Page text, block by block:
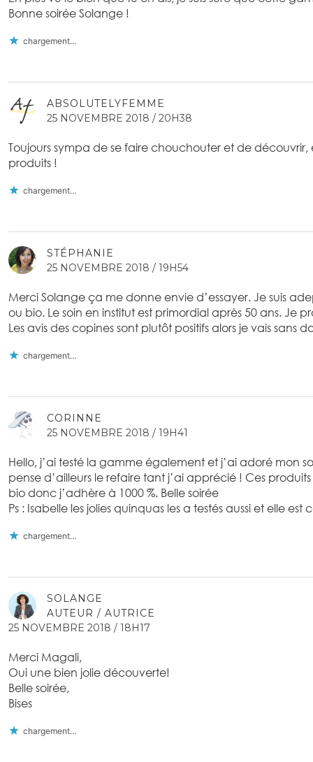
Bonne soirée Solange !
chargement…
ABSOLUTELYFEMME
25 NOVEMBRE 2018 / 20H38
Toujours sympa de se faire chouchouter et de
produits !
chargement…
STÉPHANIE
25 NOVEMBRE 2018 / 19H54
Merci Solange ça me donne envie d’essayer. Je suis
ou bio. Le soin en institut est primordial après 50 ans. Je
Les avis des copines sont plutôt positifs alors je vais sans
chargement…
CORINNE
25 NOVEMBRE 2018 / 19H41
Hello, j’ai testé la gamme également et j’ai adoré mon
pense d’ailleurs le refaire tant j’ai apprécié ! Ces
bio donc j’adhère à 1000 %. Belle soirée
Ps : Isabelle les jolies quinquas les a testés aussi et elle est
chargement…
SOLANGE
AUTEUR / AUTRICE
25 NOVEMBRE 2018 / 18H17
Merci Magali,
Oui une bien jolie découverte!
Belle soirée,
Bises
chargement…